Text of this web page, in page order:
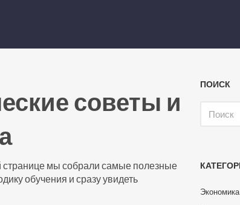
советы и
странице мы собрали самые полезные
обучения и сразу увидеть
ПОИСК